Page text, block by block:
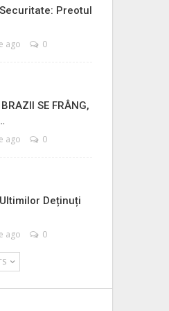
Preotul
ago 0
SE FRÂNG,
ago 0
Deținuți
ago 0